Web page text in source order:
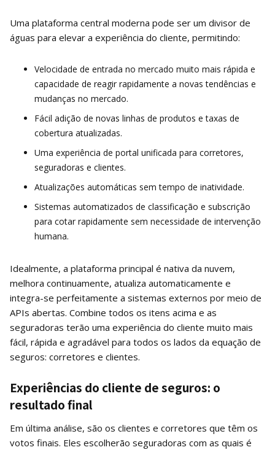
Uma plataforma central moderna pode ser um divisor de
águas para elevar a experiência do cliente, permitindo:
Velocidade de entrada no mercado muito mais rápida e
capacidade de reagir rapidamente a novas tendências e
mudanças no mercado.
Fácil adição de novas linhas de produtos e taxas de
cobertura atualizadas.
Uma experiência de portal unificada para corretores,
seguradoras e clientes.
Atualizações automáticas sem tempo de inatividade.
Sistemas automatizados de classificação e subscrição
para cotar rapidamente sem necessidade de intervenção
humana.
Idealmente, a plataforma principal é nativa da nuvem,
melhora continuamente, atualiza automaticamente e
integra-se perfeitamente a sistemas externos por meio de
APIs abertas. Combine todos os itens acima e as
seguradoras terão uma experiência do cliente muito mais
fácil, rápida e agradável para todos os lados da equação de
seguros: corretores e clientes.
Experiências do cliente de seguros: o
resultado final
Em última análise, são os clientes e corretores que têm os
votos finais. Eles escolherão seguradoras com as quais é